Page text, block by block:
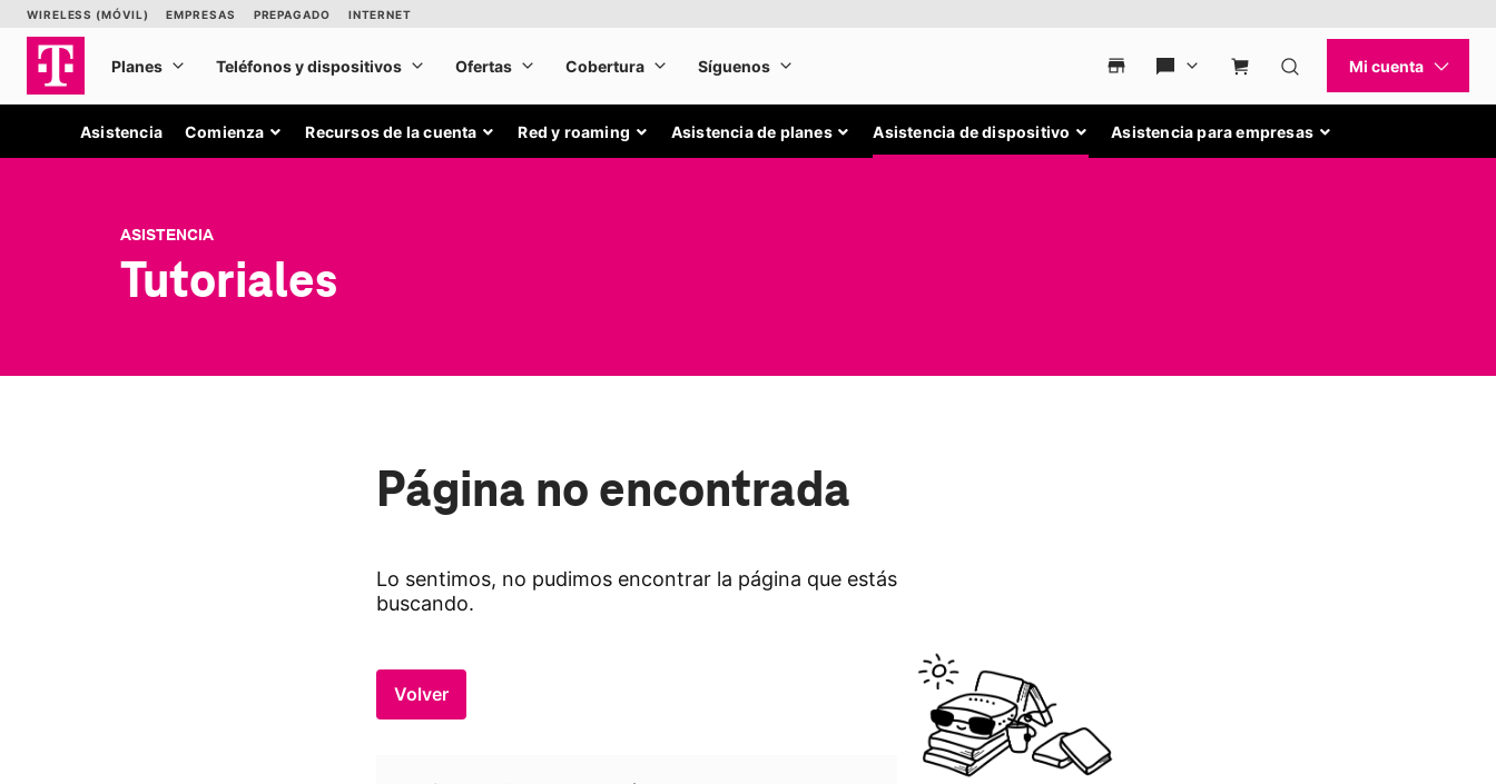
Asistencia Comienza Recursos de la cuenta Red y roaming Asistencia de planes Asistencia de dispositivo Asistencia para empresas
ASISTENCIA
Tutoriales